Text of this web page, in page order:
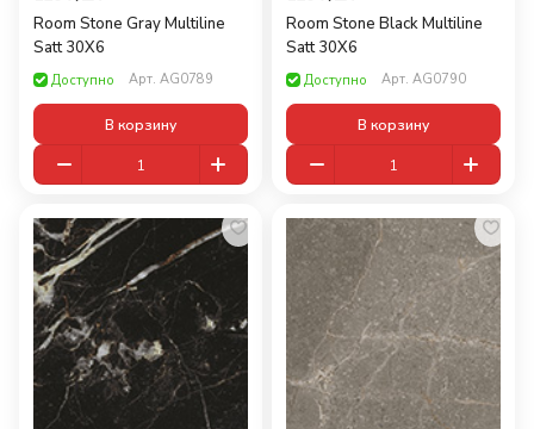
Room Stone Gray Multiline
Satt 30X6
Доступно Арт. AG0789
В корзину
Room Stone Black Multiline
Satt 30X6
Доступно Арт. AG0790
В корзину